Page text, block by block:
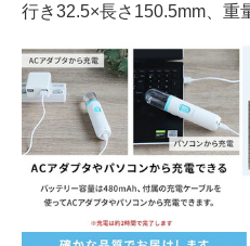
行き32.5×長さ150.5mm、重